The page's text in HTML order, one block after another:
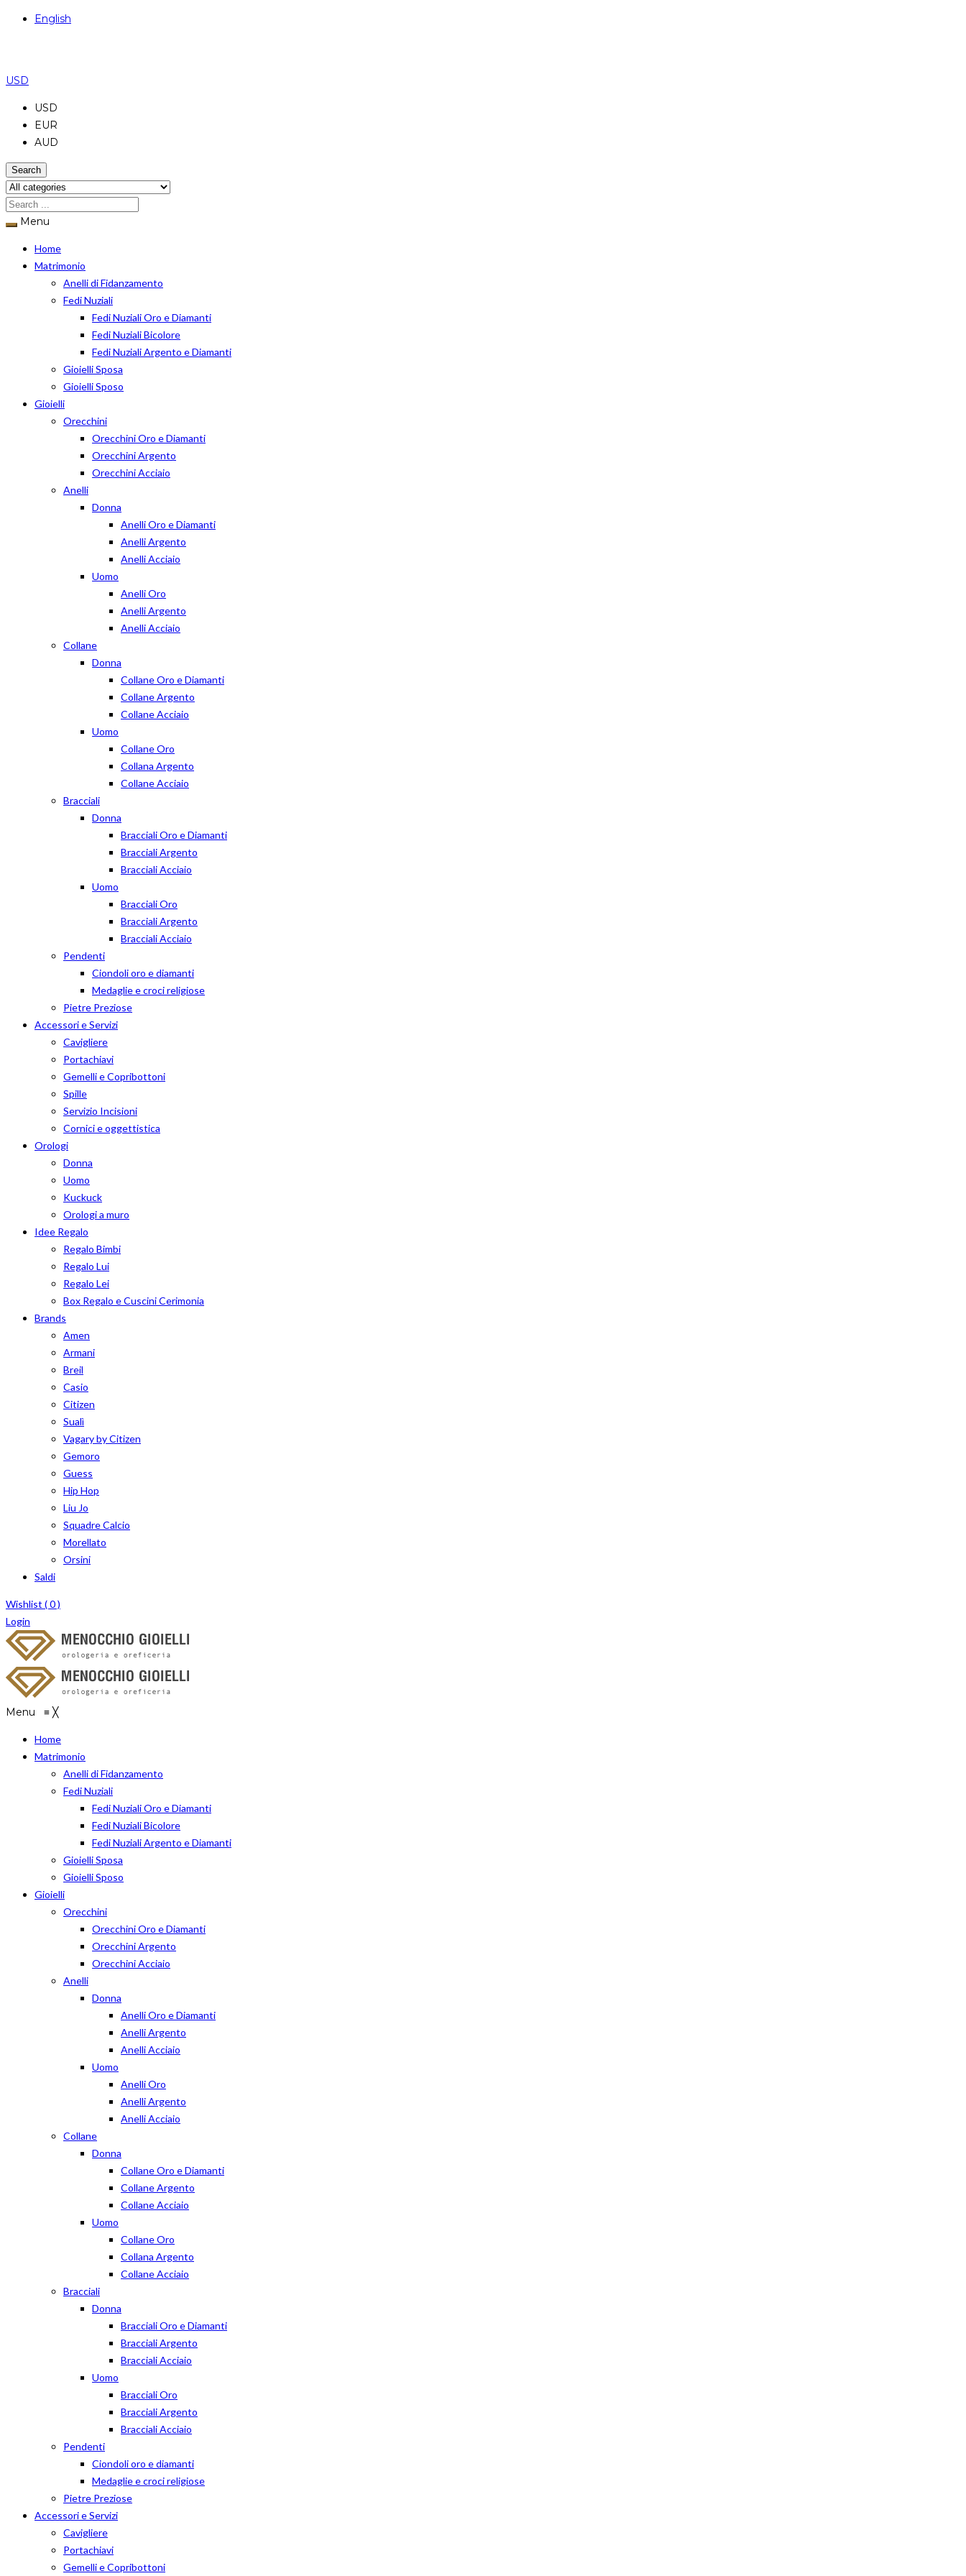
English
USD
USD
EUR
AUD
Search
Menu
Home
Matrimonio
Anelli di Fidanzamento
Fedi Nuziali
Fedi Nuziali Oro e Diamanti
Fedi Nuziali Bicolore
Fedi Nuziali Argento e Diamanti
Gioielli Sposa
Gioielli Sposo
Gioielli
Orecchini
Orecchini Oro e Diamanti
Orecchini Argento
Orecchini Acciaio
Anelli
Donna
Anelli Oro e Diamanti
Anelli Argento
Anelli Acciaio
Uomo
Anelli Oro
Anelli Argento
Anelli Acciaio
Collane
Donna
Collane Oro e Diamanti
Collane Argento
Collane Acciaio
Uomo
Collane Oro
Collana Argento
Collane Acciaio
Bracciali
Donna
Bracciali Oro e Diamanti
Bracciali Argento
Bracciali Acciaio
Uomo
Bracciali Oro
Bracciali Argento
Bracciali Acciaio
Pendenti
Ciondoli oro e diamanti
Medaglie e croci religiose
Pietre Preziose
Accessori e Servizi
Cavigliere
Portachiavi
Gemelli e Copribottoni
Spille
Servizio Incisioni
Cornici e oggettistica
Orologi
Donna
Uomo
Kuckuck
Orologi a muro
Idee Regalo
Regalo Bimbi
Regalo Lui
Regalo Lei
Box Regalo e Cuscini Cerimonia
Brands
Amen
Armani
Breil
Casio
Citizen
Sualì
Vagary by Citizen
Gemoro
Guess
Hip Hop
Liu Jo
Squadre Calcio
Morellato
Orsini
Saldi
Wishlist (0)
Login
Menu ≡ ╳
Home
Matrimonio
Anelli di Fidanzamento
Fedi Nuziali
Fedi Nuziali Oro e Diamanti
Fedi Nuziali Bicolore
Fedi Nuziali Argento e Diamanti
Gioielli Sposa
Gioielli Sposo
Gioielli
Orecchini
Orecchini Oro e Diamanti
Orecchini Argento
Orecchini Acciaio
Anelli
Donna
Anelli Oro e Diamanti
Anelli Argento
Anelli Acciaio
Uomo
Anelli Oro
Anelli Argento
Anelli Acciaio
Collane
Donna
Collane Oro e Diamanti
Collane Argento
Collane Acciaio
Uomo
Collane Oro
Collana Argento
Collane Acciaio
Bracciali
Donna
Bracciali Oro e Diamanti
Bracciali Argento
Bracciali Acciaio
Uomo
Bracciali Oro
Bracciali Argento
Bracciali Acciaio
Pendenti
Ciondoli oro e diamanti
Medaglie e croci religiose
Pietre Preziose
Accessori e Servizi
Cavigliere
Portachiavi
Gemelli e Copribottoni